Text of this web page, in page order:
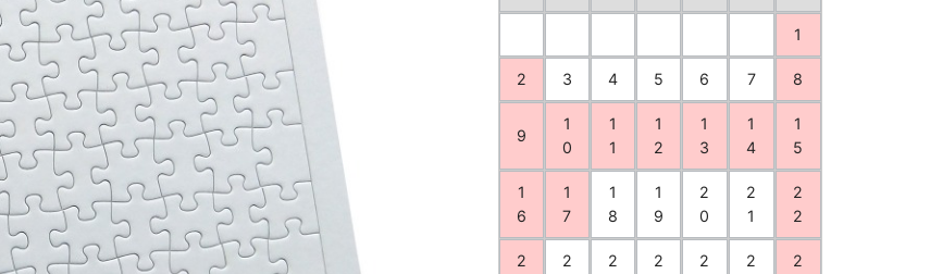
1
2 3 4 5 6 7 8
9
1
0
1
1
1
2
1
3
1
4
1
5
1
6
1
7
1
8
1
9
2
0
2
1
2
2
2
2
2
2
2
2
2